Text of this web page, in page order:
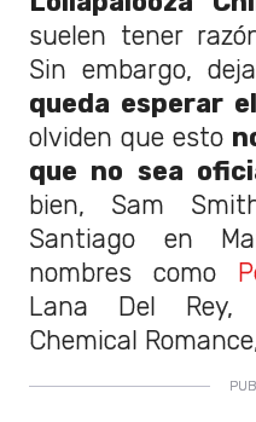
suelen tener
Sin embargo,
queda esperar
olviden que esto
que no sea
bien, Sam
Santiago en
nombres como
Lana Del Rey,
Chemical